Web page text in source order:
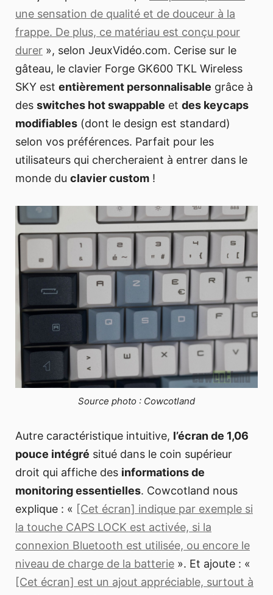
une sensation de qualité et de douceur à la
frappe. De plus, ce matériau est conçu pour
durer », selon JeuxVidéo.com. Cerise sur le
gâteau, le clavier Forge GK600 TKL Wireless
SKY est entièrement personnalisable grâce à
des switches hot swappable et des keycaps
modifiables (dont le design est standard)
selon vos préférences. Parfait pour les
utilisateurs qui chercheraient à entrer dans le
monde du clavier custom !
Source photo : Cowcotland
Autre caractéristique intuitive, l’écran de 1,06
pouce intégré situé dans le coin supérieur
droit qui affiche des informations de
monitoring essentielles. Cowcotland nous
explique : « [Cet écran] indique par exemple si
la touche CAPS LOCK est activée, si la
connexion Bluetooth est utilisée, ou encore le
niveau de charge de la batterie ». Et ajoute : «
[Cet écran] est un ajout appréciable, surtout à